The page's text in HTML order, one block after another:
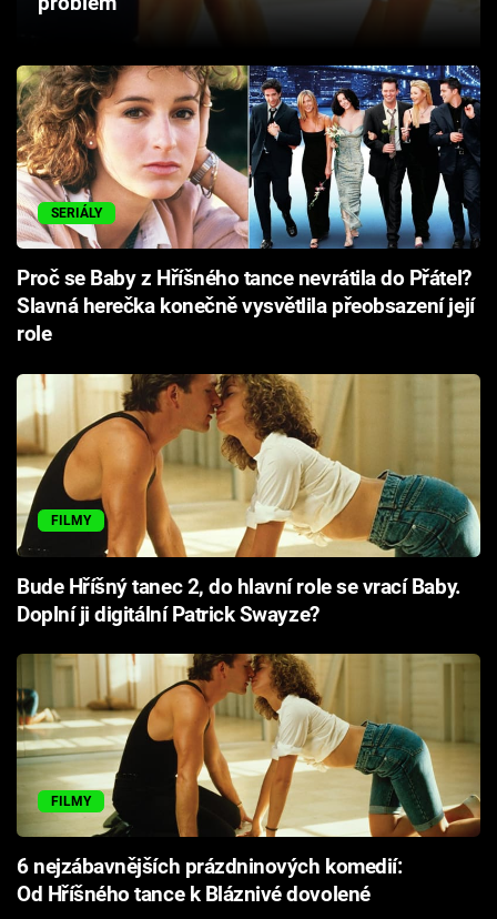
Sledujte prima+
Přihlášení
Sledujte nás
SERIÁLY
Proč se Baby z Hříšného tance nevrátila do Přátel?
Slavná herečka konečně vysvětlila přeobsazení její
role
FILMY
Bude Hříšný tanec 2, do hlavní role se vrací Baby.
Doplní ji digitální Patrick Swayze?
FILMY
6 nejzábavnějších prázdninových komedií:
Od Hříšného tance k Bláznivé dovolené